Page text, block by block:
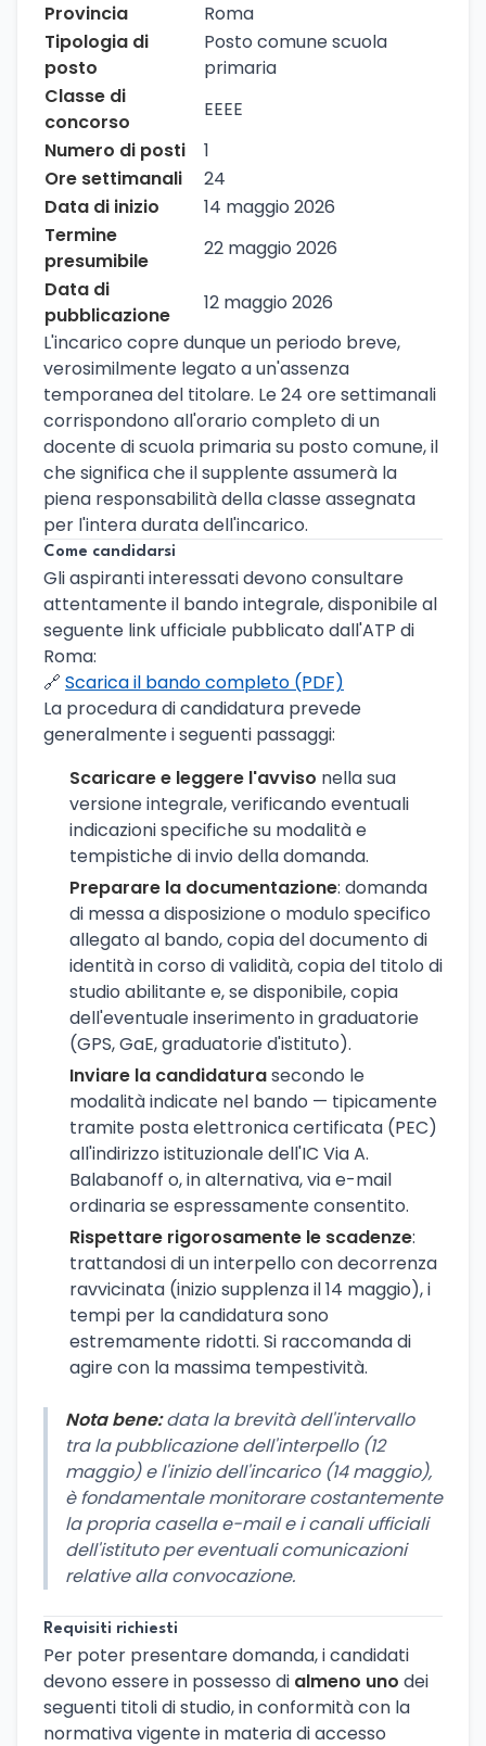
Provincia
Roma
Tipologia di
posto
Posto comune scuola
primaria
Classe di
concorso
EEEE
Numero di posti
1
Ore settimanali
24
Data di inizio
14 maggio 2026
Termine
presumibile
22 maggio 2026
Data di
pubblicazione
12 maggio 2026
L'incarico copre dunque un periodo breve,
verosimilmente legato a un'assenza
temporanea del titolare. Le 24 ore settimanali
corrispondono all'orario completo di un
docente di scuola primaria su posto comune, il
che significa che il supplente assumerà la
piena responsabilità della classe assegnata
per l'intera durata dell'incarico.
Come candidarsi
Gli aspiranti interessati devono consultare
attentamente il bando integrale, disponibile al
seguente link ufficiale pubblicato dall'ATP di
Roma:
🔗 Scarica il bando completo (PDF)
La procedura di candidatura prevede
generalmente i seguenti passaggi:
Scaricare e leggere l'avviso nella sua
versione integrale, verificando eventuali
indicazioni specifiche su modalità e
tempistiche di invio della domanda.
Preparare la documentazione: domanda
di messa a disposizione o modulo specifico
allegato al bando, copia del documento di
identità in corso di validità, copia del titolo di
studio abilitante e, se disponibile, copia
dell'eventuale inserimento in graduatorie
(GPS, GaE, graduatorie d'istituto).
Inviare la candidaturasecondo le
modalità indicate nel bando — tipicamente
tramite posta elettronica certificata (PEC)
all'indirizzo istituzionale dell'IC Via A.
Balabanoff o, in alternativa, via e-mail
ordinaria se espressamente consentito.
Rispettare rigorosamente le scadenze:
trattandosi di un interpello con decorrenza
ravvicinata (inizio supplenza il 14 maggio), i
tempi per la candidatura sono
estremamente ridotti. Si raccomanda di
agire con la massima tempestività.
Nota bene:data la brevità dell'intervallo
tra la pubblicazione dell'interpello (12
maggio) e l'inizio dell'incarico (14 maggio),
è fondamentale monitorare costantemente
la propria casella e-mail e i canali ufficiali
dell'istituto per eventuali comunicazioni
relative alla convocazione.
Requisiti richiesti
Per poter presentare domanda, i candidati
devono essere in possesso di almeno uno dei
seguenti titoli di studio, in conformità con la
normativa vigente in materia di accesso